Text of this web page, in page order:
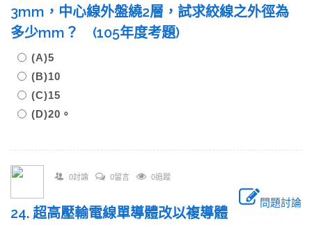
3mm，中心線外盤繞2層，試求絞線之外徑為
多少mm？ (105年度考題)
(A)5
(B)10
(C)15
(D)20。
0討論 0留言 0追蹤
問題討論
24. 超高壓輸電線單導體改以複導體